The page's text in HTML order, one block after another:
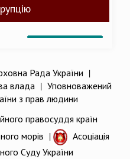
Рада України |
влада| Уповноважений
з прав людини
правосуддя країн
морів |
Асоціація
Суду України